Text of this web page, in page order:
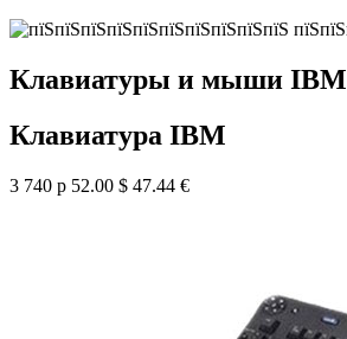
Клавиатуры и мыши IBM
Клавиатура IBM
3 740 р 52.00 $ 47.44 €